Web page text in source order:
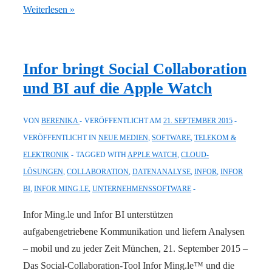
Vielfalt
Systemhersteller
ROMA
neuen
Produktkonfigurator
von
Infor
Weiterlesen »
Infor bringt Social Collaboration
und BI auf die Apple Watch
VON BERENIKA VERÖFFENTLICHT AM 21. SEPTEMBER 2015
VERÖFFENTLICHT IN NEUE MEDIEN SOFTWARE TELEKOM &
ELEKTRONIK
TAGGED WITH APPLE WATCH CLOUD-
LÖSUNGEN COLLABORATION DATENANALYSE INFOR INFOR
BI INFOR MING.LE UNTERNEHMENSSOFTWARE
Infor Ming.le und Infor BI unterstützen
aufgabengetriebene Kommunikation und liefern Analysen
– mobil und zu jeder Zeit München, 21. September 2015 –
Das Social-Collaboration-Tool Infor Ming.le™ und die